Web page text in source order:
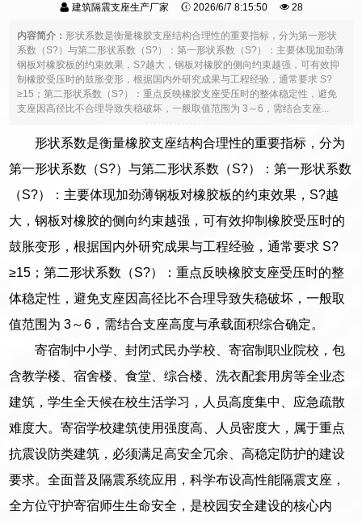
建筑隔震支座生产厂家 2026/6/7 8:15:50 28
内容简介： 形状系数是衡量橡胶支座结构合理性的重要指标，分为第一形状
系数（S?）与第二形状系数（S?）：第一形状系数（S?）：主要体现加劲薄
钢板对橡胶板的约束效果，S?越大，钢板对橡胶的侧向约束越强，可有效抑
制橡胶受压时的鼓胀变形，根据国内外研究成果与工程经验，通常要求 S?
≥15；第二形状系数（S?）：重点反映橡胶支座受压时的整体稳定性，避免
支座因高径比不合理导致失稳破坏，一般取值范围为 3～6，需结合支座...
形状系数是衡量橡胶支座结构合理性的重要指标，分为
第一形状系数（S?）与第二形状系数（S?）：第一形状系数
（S?）：主要体现加劲薄钢板对橡胶板的约束效果，S?越
大，钢板对橡胶的侧向约束越强，可有效抑制橡胶受压时的
鼓胀变形，根据国内外研究成果与工程经验，通常要求 S?
≥15；第二形状系数（S?）：重点反映橡胶支座受压时的整
体稳定性，避免支座因高径比不合理导致失稳破坏，一般取
值范围为 3～6，需结合支座高度与承载面积综合确定。
寄宿制中小学、封闭式民办学校、寄宿制职业院校，包
含教学楼、宿舍楼、食堂、综合楼、洗衣配套用房等全业态
建筑，学生全天候在校生活学习，人员高度集中、应急疏散
难度大。寄宿学校建筑使用强度高、人员密度大，属于重点
抗震设防类建筑，必须满足高安全冗余、高稳定防护的建设
要求。全面普及隔震系统应用，科学布设高性能隔震支座，
全方位守护寄宿师生生命安全，是校园安全建设的核心内